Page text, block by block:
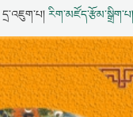
དྲ་འཇུག་པ། རིག་མཛོད་རྩོམ་སྒྲིག་པ།